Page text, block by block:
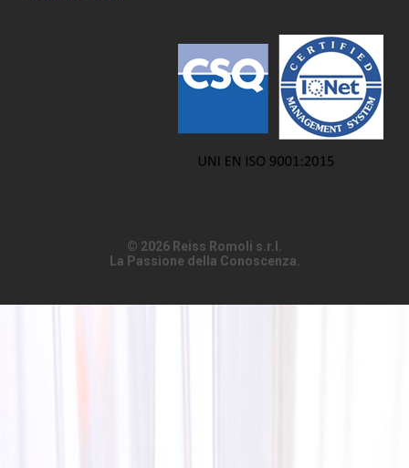
© 2026 Reiss Romoli s.r.l.
La Passione della Conoscenza.